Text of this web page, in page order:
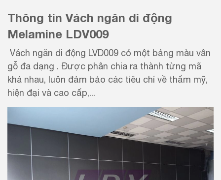
Thông tin Vách ngăn di động
Melamine LDV009
Vách ngăn di động LVD009 có một bảng màu vân
gỗ đa dạng . Được phân chia ra thành từng mã
khá nhau, luôn đảm bảo các tiêu chí về thẩm mỹ,
hiện đại và cao cấp,...